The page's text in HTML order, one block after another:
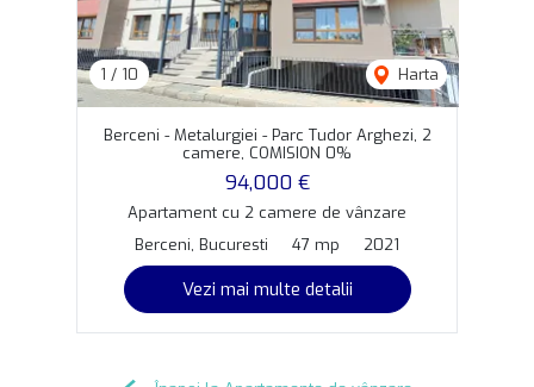
1 / 10 Harta
Berceni - Metalurgiei - Parc Tudor Arghezi, 2
camere, COMISION 0%
94,000 €
Apartament cu 2 camere de vânzare
Berceni, Bucuresti
47 mp 2021
Vezi mai multe detalii